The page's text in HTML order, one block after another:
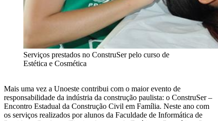
Serviços prestados no ConstruSer pelo curso de
Estética e Cosmética
Mais uma vez a Unoeste contribui com o maior evento de
responsabilidade da indústria da construção paulista: o ConstruSer –
Encontro Estadual da Construção Civil em Família. Neste ano com
os serviços realizados por alunos da Faculdade de Informática de